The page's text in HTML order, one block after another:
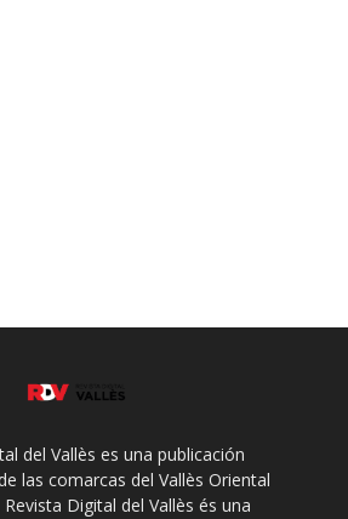
del Vallès es una publicación
las comarcas del Vallès Oriental
Digital del Vallès és una